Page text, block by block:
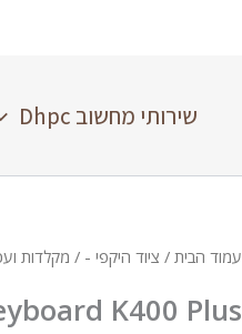
שירותי מחשוב Dhpc
עמוד הבית / ציוד היקפי - / מקלדות
K400 Plus